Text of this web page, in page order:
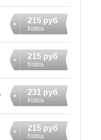
215 руб
Купить
215 руб
Купить
231 руб
Купить
215 руб
Купить